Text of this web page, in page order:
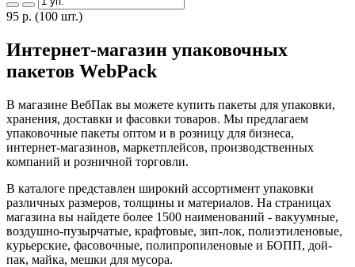
95 р. (100 шт.)
Интернет-магазин упаковочных
пакетов WebPack
В магазине ВебПак вы можете купить пакеты для упаковки,
хранения, доставки и фасовки товаров. Мы предлагаем
упаковочные пакеты оптом и в розницу для бизнеса,
интернет-магазинов, маркетплейсов, производственных
компаний и розничной торговли.
В каталоге представлен широкий ассортимент упаковки
различных размеров, толщины и материалов. На страницах
магазина вы найдете более 1500 наименований - вакуумные,
воздушно-пузырчатые, крафтовые, зип-лок, полиэтиленовые,
курьерские, фасовочные, полипропиленовые и БОПП, дой-
пак, майка, мешки для мусора.